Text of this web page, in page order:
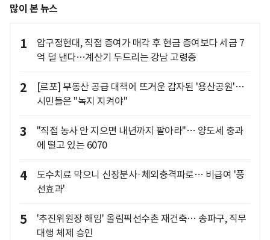
많이 본 뉴스
1
압구정현대, 직접 증여가 매각 후 현금 증여보다 세금 7
억 덜 낸다…계산기 두드리는 강남 고령층
2
[르포] 부동산 공급 대책에 뜨거운 감자된 '용산공원'…
시민들은 "녹지 지켜야"
3
"직접 농사 안 지으면 내년까지 팔아라"… 양도세 중과
에 떨고 있는 6070
4
도수치료 막으니 신장분사·체외충격파로… 비급여 '풍
선효과'
5
'추진위원장 해임' 올림픽선수촌 재건축… 송파구, 직무
대행 체제 승인